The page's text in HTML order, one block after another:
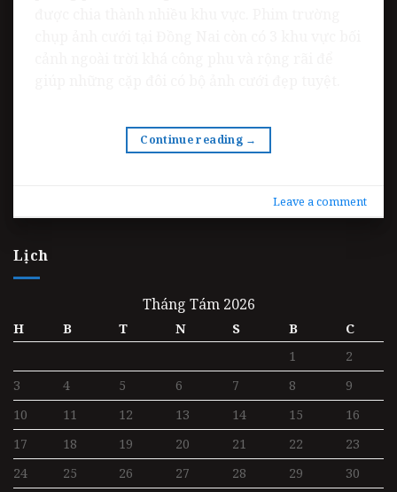
Continue reading →
Leave a comment
Lịch
Tháng Tám 2026
H B T N S B
C
1
2
3
4 5 6 7 8
9
10
11 12 13 14 15
16
17
18 19 20 21 22
23
24
25 26 27 28 29
30